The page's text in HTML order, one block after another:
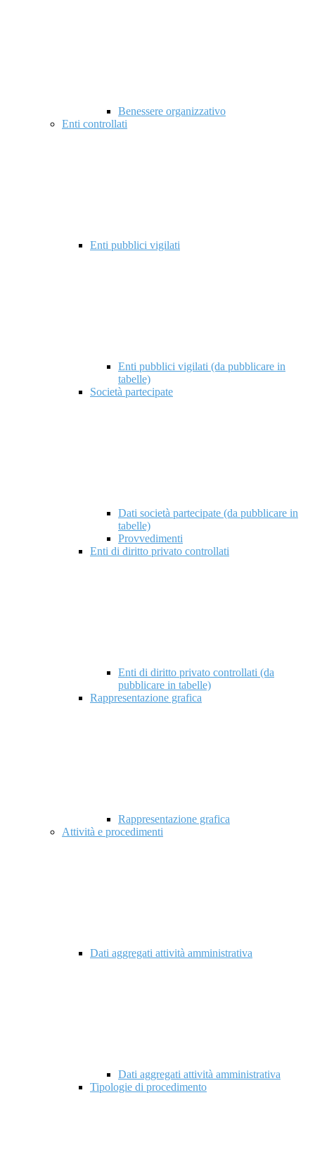
Benessere organizzativo
Enti controllati
Enti pubblici vigilati
Enti pubblici vigilati (da pubblicare in
tabelle)
Società partecipate
Dati società partecipate (da pubblicare in
tabelle)
Provvedimenti
Enti di diritto privato controllati
Enti di diritto privato controllati (da
pubblicare in tabelle)
Rappresentazione grafica
Rappresentazione grafica
Attività e procedimenti
Dati aggregati attività amministrativa
Dati aggregati attività amministrativa
Tipologie di procedimento